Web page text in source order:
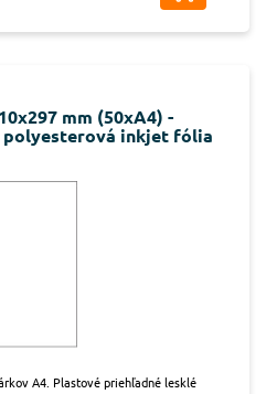
mm (50xA4) -
inkjet fólia
A4. Plastové priehľadné lesklé